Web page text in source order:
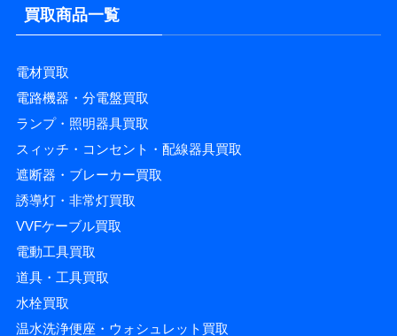
買取商品一覧
電材買取
電路機器・分電盤買取
ランプ・照明器具買取
スィッチ・コンセント・配線器具買取
遮断器・ブレーカー買取
誘導灯・非常灯買取
VVFケーブル買取
電動工具買取
道具・工具買取
水栓買取
温水洗浄便座・ウォシュレット買取